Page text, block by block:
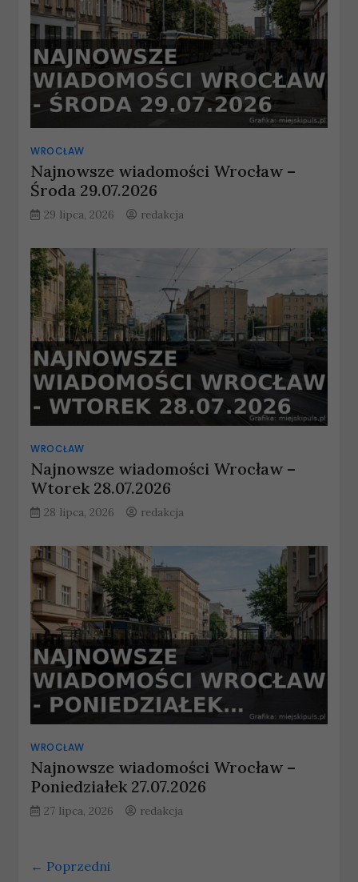
WROCŁAW
Najnowsze wiadomości Wrocław –
Środa 29.07.2026
29 lipca, 2026 redakcja
WROCŁAW
Najnowsze wiadomości Wrocław –
Wtorek 28.07.2026
28 lipca, 2026 redakcja
WROCŁAW
Najnowsze wiadomości Wrocław –
Poniedziałek 27.07.2026
27 lipca, 2026 redakcja
← Poprzedni